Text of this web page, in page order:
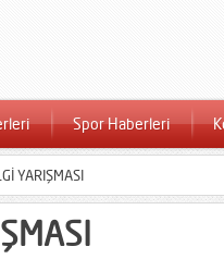
Spor Haberleri
YARIŞMASI